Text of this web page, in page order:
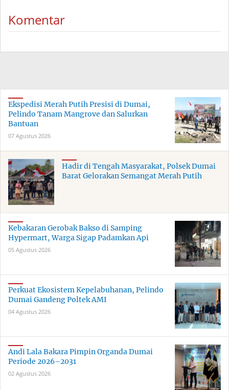
Komentar
Ekspedisi Merah Putih Presisi di Dumai,
Pelindo Tanam Mangrove dan Salurkan
Bantuan
07 Agustus 2026
Hadir di Tengah Masyarakat, Polsek Dumai
Barat Gelorakan Semangat Merah Putih
Kebakaran Gerobak Bakso di Samping
Hypermart, Warga Sigap Padamkan Api
05 Agustus 2026
Perkuat Ekosistem Kepelabuhanan, Pelindo
Dumai Gandeng Poltek AMI
04 Agustus 2026
Andi Lala Bakara Pimpin Organda Dumai
Periode 2026–2031
02 Agustus 2026